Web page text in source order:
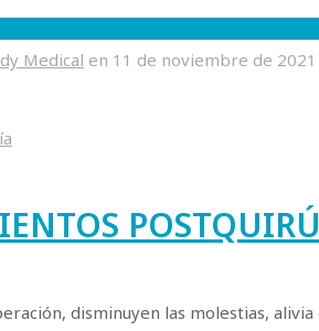
Medical en 11 de noviembre de 2021
disminuyen las molestias,